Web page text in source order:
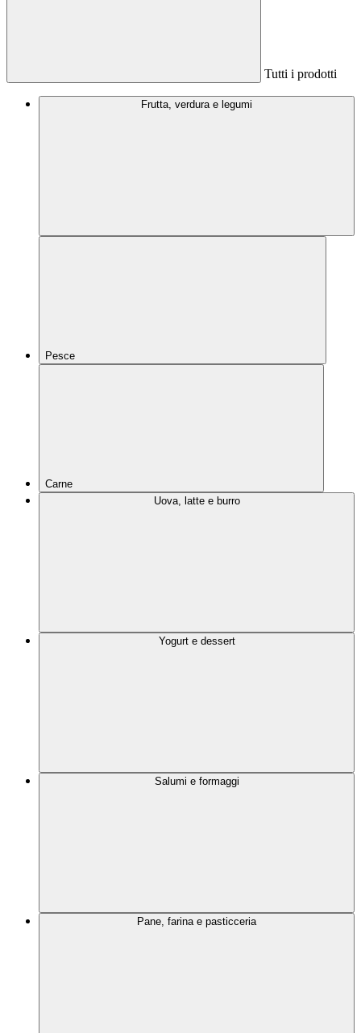
Tutti i prodotti
Frutta, verdura e legumi
Pesce
Carne
Uova, latte e burro
Yogurt e dessert
Salumi e formaggi
Pane, farina e pasticceria